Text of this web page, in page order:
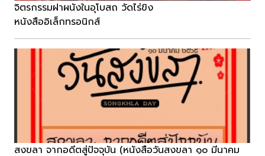
จิตรกรรมฝาผนังในอุโบสถ วัดไร่ขิง
หนังสืออิเล็กทรอนิกส์
สงขลา จากอดีตสู่ปัจจุบัน (หนังสือวันสงขลา ๑๐ มีนาคม